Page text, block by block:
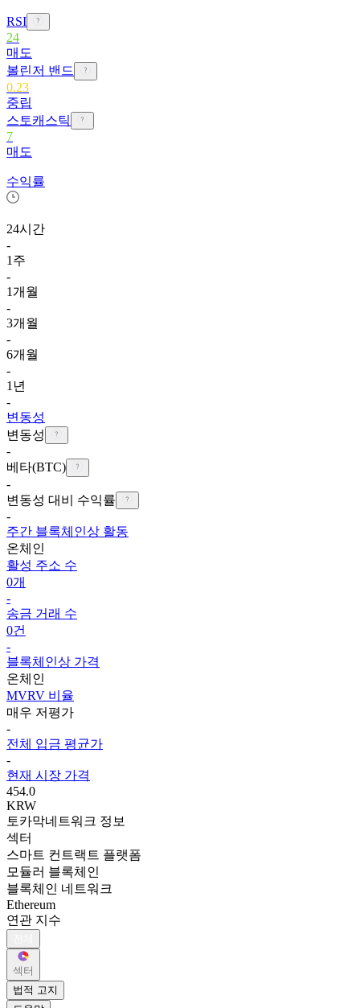
RSI
24
매도
볼린저 밴드
0.23
중립
스토캐스틱
7
매도
수익률
24시간
-
1주
-
1개월
-
3개월
-
6개월
-
1년
-
변동성
변동성
-
베타(BTC)
-
변동성 대비 수익률
-
주간 블록체인상 활동
온체인
활성 주소 수
0개
-
송금 거래 수
0건
-
블록체인상 가격
온체인
MVRV 비율
매우 저평가
-
전체 입금 평균가
-
현재 시장 가격
454.0
KRW
토카막네트워크 정보
섹터
스마트 컨트랙트 플랫폼
모듈러 블록체인
블록체인 네트워크
Ethereum
연관 지수
섹터
법적 고지